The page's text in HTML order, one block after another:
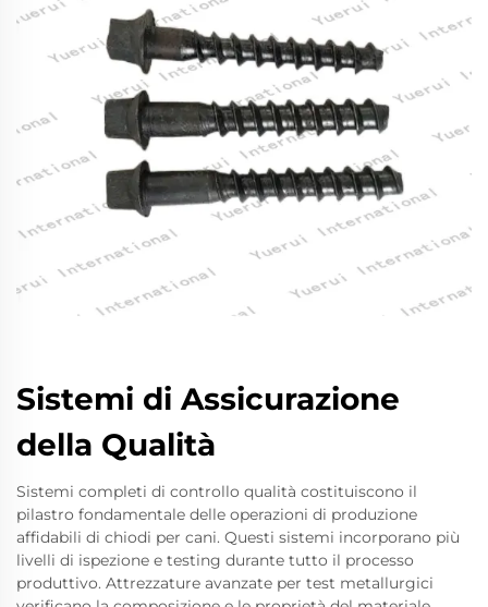
Sistemi di Assicurazione
della Qualità
Sistemi completi di controllo qualità costituiscono il
pilastro fondamentale delle operazioni di produzione
affidabili di chiodi per cani. Questi sistemi incorporano più
livelli di ispezione e testing durante tutto il processo
produttivo. Attrezzature avanzate per test metallurgici